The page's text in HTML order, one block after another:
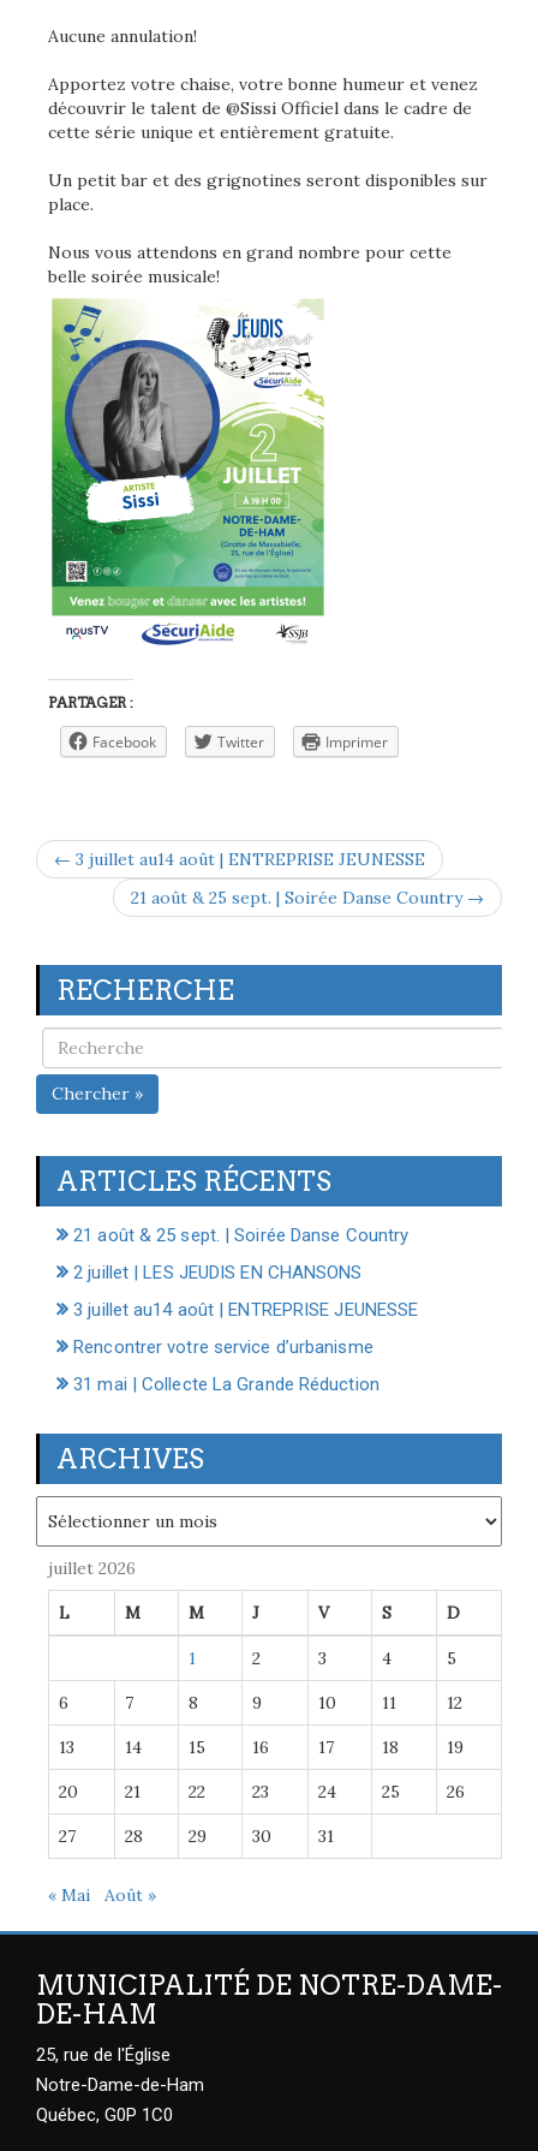
Aucune annulation!
Apportez votre chaise, votre bonne humeur et venez
découvrir le talent de @Sissi Officiel dans le cadre de
cette série unique et entièrement gratuite.
Un petit bar et des grignotines seront disponibles sur
place.
Nous vous attendons en grand nombre pour cette
belle soirée musicale!
PARTAGER :
Facebook Twitter Imprimer
← 3 juillet au14 août | ENTREPRISE JEUNESSE
21 août & 25 sept. | Soirée Danse Country →
RECHERCHE
Chercher »
ARTICLES RÉCENTS
21 août & 25 sept. | Soirée Danse Country
2 juillet | LES JEUDIS EN CHANSONS
3 juillet au14 août | ENTREPRISE JEUNESSE
Rencontrer votre service d’urbanisme
31 mai | Collecte La Grande Réduction
ARCHIVES
juillet 2026
L M M J V S D
1 2 3 4 5
6 7 8 9 10 11 12
13 14 15 16 17 18 19
20 21 22 23 24 25 26
27 28 29 30 31
« Mai Août »
MUNICIPALITÉ DE NOTRE-DAME-
DE-HAM
25, rue de l'Église
Notre-Dame-de-Ham
Québec, G0P 1C0